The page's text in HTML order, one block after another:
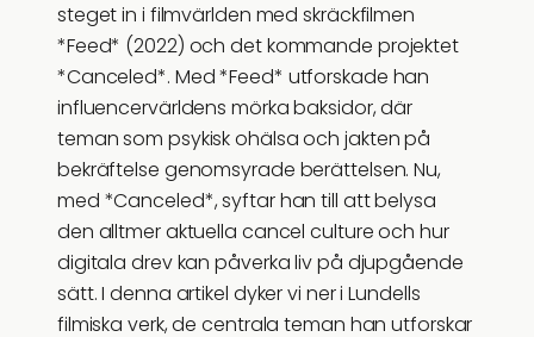
steget in i filmvärlden med skräckfilmen
*Feed* (2022) och det kommande projektet
*Canceled*. Med *Feed* utforskade han
influencervärldens mörka baksidor, där
teman som psykisk ohälsa och jakten på
bekräftelse genomsyrade berättelsen. Nu,
med *Canceled*, syftar han till att belysa
den alltmer aktuella cancel culture och hur
digitala drev kan påverka liv på djupgående
sätt. I denna artikel dyker vi ner i Lundells
filmiska verk, de centrala teman han utforskar